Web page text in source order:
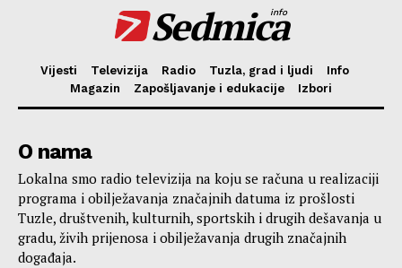
Sedmica
info
Vijesti Televizija Radio Tuzla, grad i ljudi
Info
Magazin
Zapošljavanje i edukacije Izbori
O nama
Lokalna smo radio televizija na koju se računa u realizaciji
programa i obilježavanja značajnih datuma iz prošlosti
Tuzle, društvenih, kulturnih, sportskih i drugih dešavanja u
gradu, živih prijenosa i obilježavanja drugih značajnih
događaja.